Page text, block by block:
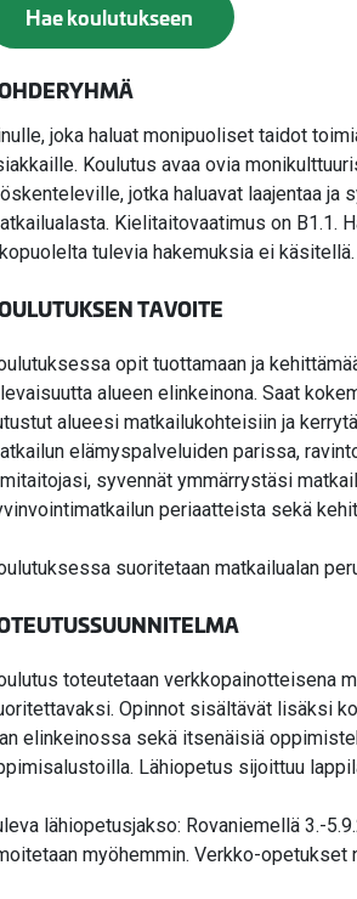
Hae koulutukseen
joka haluat monipuoliset taidot
Koulutus avaa ovia
jotka haluavat laajentaa ja
Kielitaitovaatimus on B1.1.
tulevia hakemuksia ei käsitellä.
TAVOITE
opit tuottamaan ja
alueen elinkeinona. Saat
alueesi matkailukohteisiin ja
elämyspalveluiden parissa,
syvennät ymmärrystäsi
periaatteista sekä
suoritetaan matkailualan
toteutetaan verkkopainotteisena
Opinnot sisältävät lisäksi
elinkeinossa sekä itsenäisiä
Lähiopetus sijoittuu
lähiopetusjakso: Rovaniemellä 3.-
myöhemmin. Verkko-opetukset